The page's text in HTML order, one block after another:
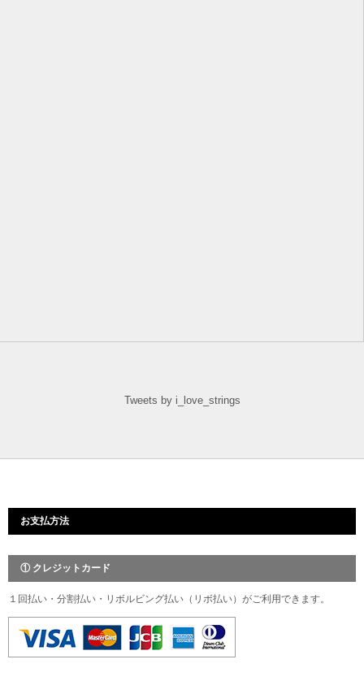
Tweets by i_love_strings
お支払方法
① クレジットカード
１回払い・分割払い・リボルビング払い（リボ払い）がご利用できます。